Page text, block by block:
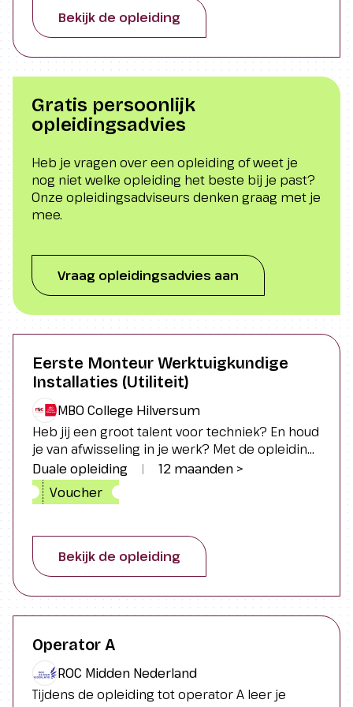
Onderhoud (NVDO) en Hogeschool Utrecht. Je
wordt opgeleid tot een professionele adviseur
die een belangrijke bijdrage levert aan de
verbetering van de staat van de assets.
Bekijk de opleiding
Gratis persoonlijk
opleidingsadvies
Heb je vragen over een opleiding of weet je
nog niet welke opleiding het beste bij je past?
Onze opleidingsadviseurs denken graag met je
mee.
Vraag opleidingsadvies aan
Eerste Monteur Werktuigkundige
Installaties (Utiliteit)
MBO College Hilversum
Heb jij een groot talent voor techniek? En houd
je van afwisseling in je werk? Met de opleiding
Eerste Monteur Werktuigkundige Installaties
(Utiliteit) word jij een specialist op het gebied
van installatietechniek! Leer alles over het
installatiesystemen Uitdagende
praktijkopdrachten die je meteen kunt
toepassen op de werkvloer Studeren in je
Duale opleiding |
12 maanden >
Voucher
Bekijk de opleiding
Operator A
ROC Midden Nederland
Tijdens de opleiding tot operator A leer je